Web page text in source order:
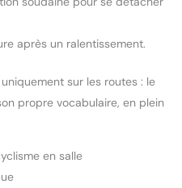
après un ralentissement.
sur les routes : le
propre vocabulaire, en plein
en salle